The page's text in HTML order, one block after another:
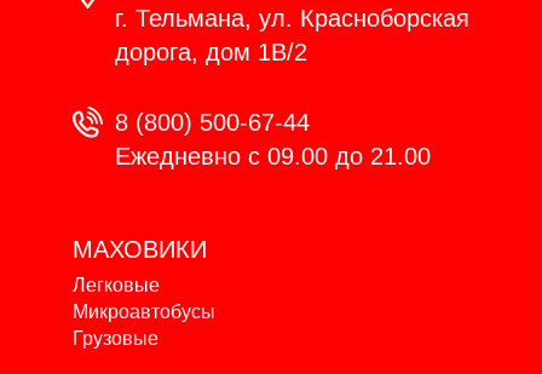
г. Тельмана, ул. Красноборская
дорога, дом 1В/2
8 (800) 500-67-44
Ежедневно с 09.00 до 21.00
МАХОВИКИ
Легковые
Микроавтобусы
Грузовые